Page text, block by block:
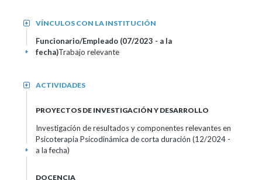
VÍNCULOS CON LA INSTITUCIÓN
+
Funcionario/Empleado (07/2023 - a la
fecha)Trabajo relevante
+
ACTIVIDADES
+
PROYECTOS DE INVESTIGACIÓN Y DESARROLLO
Investigación de resultados y componentes relevantes en
Psicoterapia Psicodinámica de corta duración (12/2024 -
a la fecha)
+
DOCENCIA